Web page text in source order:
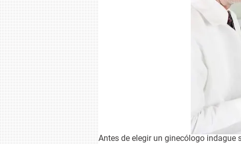
Antes de elegir un ginecólogo indague